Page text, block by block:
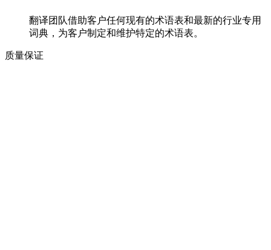
翻译团队借助客户任何现有的术语表和最新的行业专用
词典，为客户制定和维护特定的术语表。
质量保证